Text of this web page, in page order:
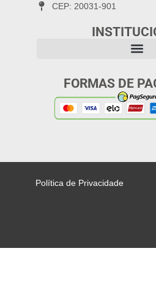
CEP: 20031-901
FORMAS DE
Política de Privacidade